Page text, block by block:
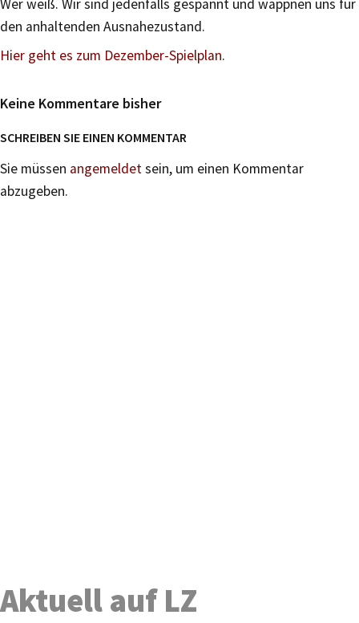
Wer weiß. Wir sind jedenfalls gespannt und wappnen uns für
den anhaltenden Ausnahezustand.
Hier geht es zum Dezember-Spielplan.
Keine Kommentare bisher
SCHREIBEN SIE EINEN KOMMENTAR
Sie müssen angemeldetsein, um einen Kommentar
abzugeben.
Aktuell auf LZ